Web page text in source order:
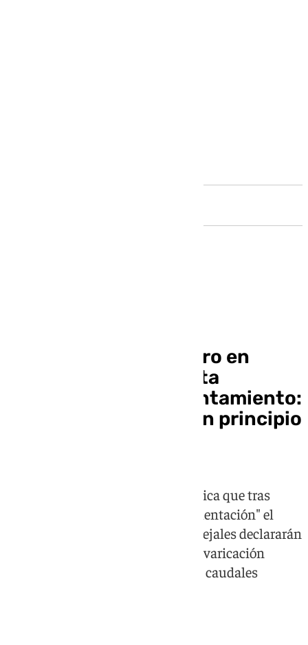
Trece horas de registro en
Frigiliana por presunta
corrupción en el Ayuntamiento:
el alcalde dice que «en principio
El regidor, Alejandro Herrero, explica que tras
"recopilar datos, facturas y documentación" el
registro finaliza; él y sus seis concejales declararán
en el juzgado investigados por prevaricación
administrativa y malversación de caudales